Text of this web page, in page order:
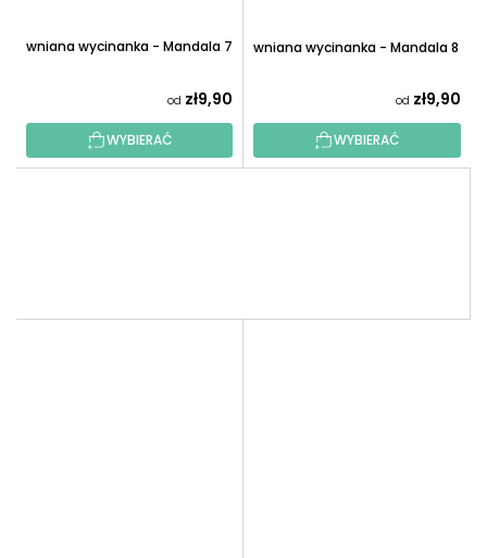
Drewniana wycinanka - Mandala 7
od zł9,90
WYBIERAĆ
Drewniana wycinanka - Mandala 8
od zł9,90
WYBIERAĆ